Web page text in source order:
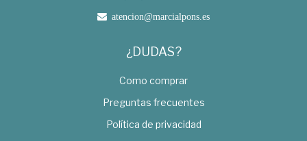
atencion@marcialpons.es
¿DUDAS?
Como comprar
Preguntas frecuentes
Política de privacidad